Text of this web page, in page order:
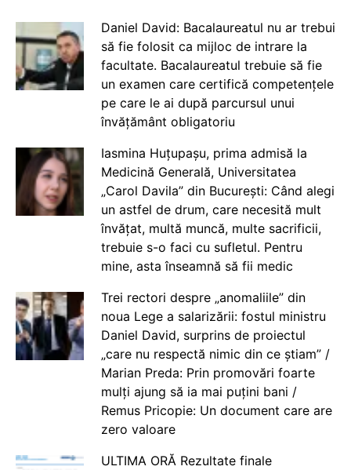
Daniel David: Bacalaureatul nu ar trebui
să fie folosit ca mijloc de intrare la
facultate. Bacalaureatul trebuie să fie
un examen care certifică competențele
pe care le ai după parcursul unui
învățământ obligatoriu
Iasmina Huțupașu, prima admisă la
Medicină Generală, Universitatea
„Carol Davila” din București: Când alegi
un astfel de drum, care necesită mult
învățat, multă muncă, multe sacrificii,
trebuie s-o faci cu sufletul. Pentru
mine, asta înseamnă să fii medic
Trei rectori despre „anomaliile” din
noua Lege a salarizării: fostul ministru
Daniel David, surprins de proiectul
„care nu respectă nimic din ce știam” /
Marian Preda: Prin promovări foarte
mulți ajung să ia mai puțini bani /
Remus Pricopie: Un document care are
zero valoare
ULTIMA ORĂ Rezultate finale